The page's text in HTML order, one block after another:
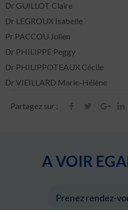
Dr GUILLOT Claire
Dr LEGROUX Isabelle
Pr PACCOU Julien
Dr PHILIPPE Peggy
Dr PHILIPPOTEAUX Cécile
Dr VIEILLARD Marie-Hélène
Partagez sur :
A VOIR
Prenez rendez-